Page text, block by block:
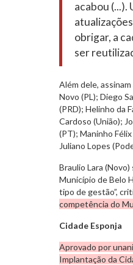
acabou (...).
obrigar, a
ser
Além dele,
Novo (PL); Diego
(PRD); Helinho da
Cardoso (União);
(PT); Maninho
Juliano Lopes
Braulio Lara
Município de Belo
tipo de gestão”,
competência do
Cidade Esponja
Aprovado por
Implantação da